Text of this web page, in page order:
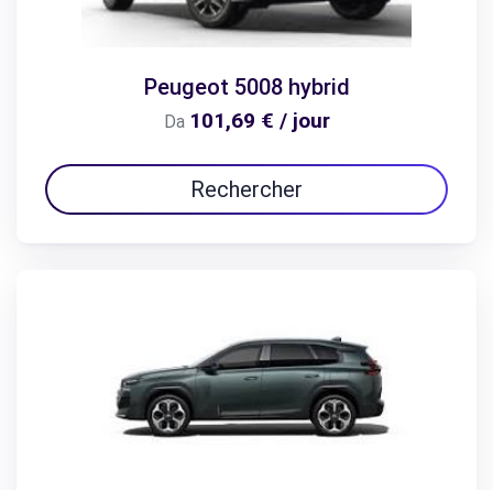
Peugeot 5008 hybrid
Da 101,69 € / jour
Rechercher